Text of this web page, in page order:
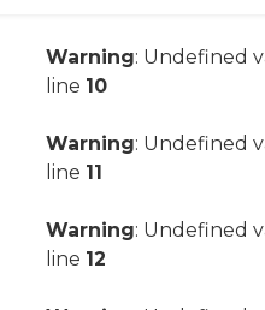
Warning: Undefined
line 10
Warning: Undefined
line 11
Warning: Undefined
line 12